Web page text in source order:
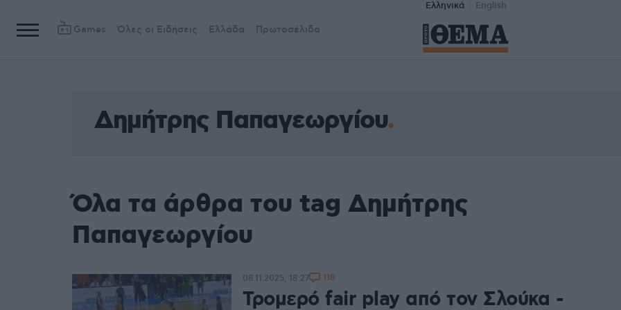
Ελληνικά English
Games Όλες οι Ειδήσεις Ελλάδα Πρωτοσέλιδα
Δημήτρης Παπαγεωργίου
Όλα τα άρθρα του tag Δημήτρης
Παπαγεωργίου
Τρομερό fair play από τον Σλούκα -
08.11.2025, 18:27 118